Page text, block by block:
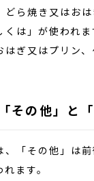
どら焼き又はお
くは」が使われ
はぎ又はプリン
その他」と「
「その他」は
ます。